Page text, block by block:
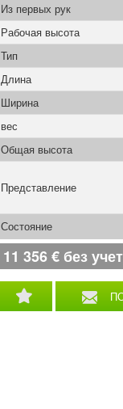
Из первых рук
Рабочая высота
Тип
Длина
Ширина
вес
Общая высота
Представление
Состояние
11 356€ без